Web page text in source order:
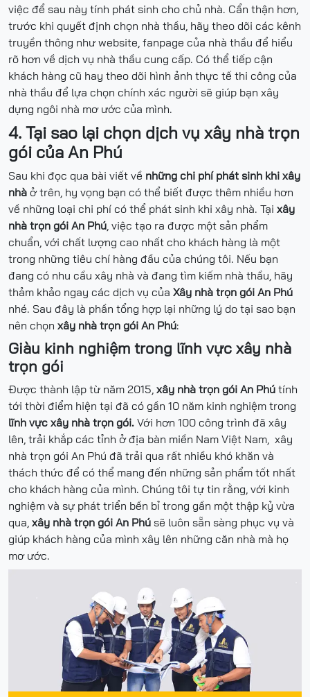
việc để sau này tính phát sinh cho chủ nhà. Cẩn thận hơn,
trước khi quyết định chọn nhà thầu, hãy theo dõi các kênh
truyền thông như website, fanpage của nhà thầu để hiểu
rõ hơn về dịch vụ nhà thầu cung cấp. Có thể tiếp cận
khách hàng cũ hay theo dõi hình ảnh thực tế thi công của
nhà thầu để lựa chọn chính xác người sẽ giúp bạn xây
dựng ngôi nhà mơ ước của mình.
4. Tại sao lại chọn dịch vụ xây nhà trọn
gói của An Phú
Sau khi đọc qua bài viết về những chi phí phát sinh khi xây
nhà ở trên, hy vọng bạn có thể biết được thêm nhiều hơn
về những loại chi phí có thể phát sinh khi xây nhà. Tại xây
nhà trọn gói An Phú , việc tạo ra được một sản phẩm
chuẩn, với chất lượng cao nhất cho khách hàng là một
trong những tiêu chí hàng đầu của chúng tôi. Nếu bạn
đang có nhu cầu xây nhà và đang tìm kiếm nhà thầu, hãy
thảm khảo ngay các dịch vụ của Xây nhà trọn gói An Phú
nhé. Sau đây là phần tổng hợp lại những lý do tại sao bạn
nên chọn xây nhà trọn gói An Phú:
Giàu kinh nghiệm trong lĩnh vực xây nhà
trọn gói
Được thành lập từ năm 2015, xây nhà trọn gói An Phú tính
tới thời điểm hiện tại đã có gần 10 năm kinh nghiệm trong
lĩnh vực xây nhà trọn gói. Với hơn 100 công trình đã xây
lên, trải khắp các tỉnh ở địa bàn miền Nam Việt Nam, xây
nhà trọn gói An Phú đã trải qua rất nhiều khó khăn và
thách thức để có thể mang đến những sản phẩm tốt nhất
cho khách hàng của mình. Chúng tôi tự tin rằng, với kinh
nghiệm và sự phát triển bền bỉ trong gần một thập kỷ vừa
qua, xây nhà trọn gói An Phú sẽ luôn sẵn sàng phục vụ và
giúp khách hàng của mình xây lên những căn nhà mà họ
mơ ước.